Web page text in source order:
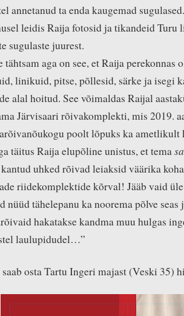
annetanud ta enda kaugemad
leidis Raija fotosid ja tikandeid Turu
sugulaste juurest.
tähtsam aga on see, et Raija
linikuid, pitse, põllesid, särke ja isegi
alal hoitud. See võimaldas Raijal
Järvisaari rõivakomplekti, mis 2019.
poolt lõpuks ka
täitus Raija elupõline unistus, et tema
uhked rõivad leiaksid väärika
riidekomplektide kõrval! Jääb vaid
nüüd tähelepanu ka noorema põlve
hakatakse kandma muu hulgas
laulupidudel…”
saab osta Tartu Ingeri majast (Veski 35)